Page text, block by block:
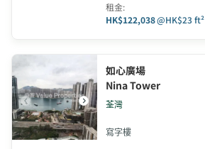
租金:
HK$122,038@HK$23 ft²
如心廣場
Nina Tower
荃灣
寫字樓